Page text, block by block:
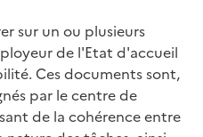
sur un ou plusieurs
de l'Etat d'accueil
Ces documents sont,
par le centre de
de la cohérence entre